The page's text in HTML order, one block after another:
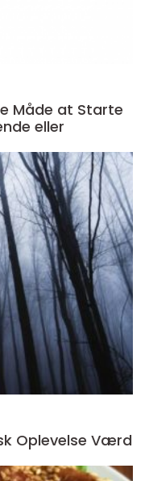
eller
Oplevelse Værd